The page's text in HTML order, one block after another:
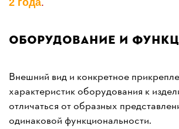
2 годa.
Оборудование и
Внешний вид и конкретное
характеристик оборудования к
отличаться от образных
одинаковой функциональности.